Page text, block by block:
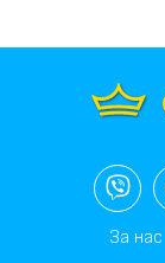
За нас